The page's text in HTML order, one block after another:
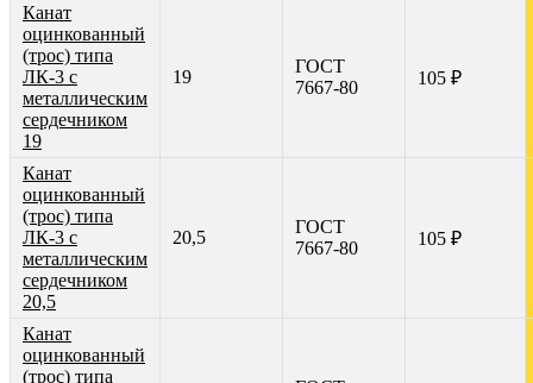
Канат
оцинкованный
(трос) типа
ЛК-3 с
металлическим
сердечником
19
19
ГОСТ
7667-80
105 ₽
Канат
оцинкованный
(трос) типа
ЛК-3 с
металлическим
сердечником
20,5
20,5
ГОСТ
7667-80
105 ₽
Канат
оцинкованный
(трос) типа